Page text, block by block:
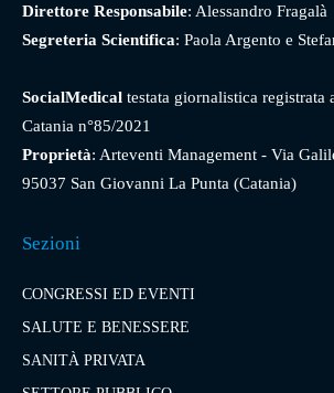
Direttore Responsabile: Alessandro Fragalà
Segreteria Scientifica: Paola Argento e
SocialMedical testata giornalistica registrata
Catania n°85/2021
Proprietà: Arteventi Management - Via
95037 San Giovanni La Punta (Catania)
Sezioni
CONGRESSI ED EVENTI
SALUTE E BENESSERE
SANITÀ PRIVATA